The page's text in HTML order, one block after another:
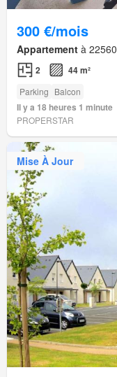
300 €/mois
Appartement à
2 44 m²
Parking Balcon
Il y a 18 heures 1 minute
PROPERSTAR
Mise À Jour